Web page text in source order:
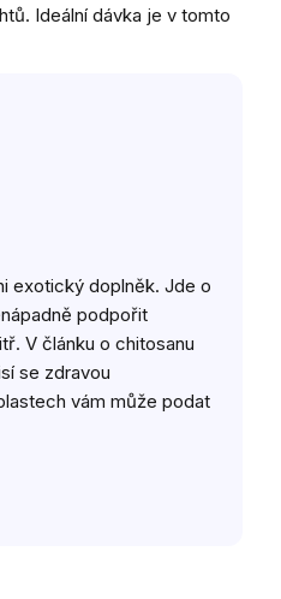
Ideální dávka je v tomto
exotický doplněk. Jde o
podpořit
V článku o chitosanu
se zdravou
vám může podat